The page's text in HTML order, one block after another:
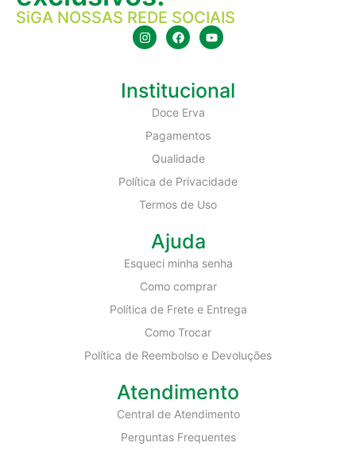
SiGA NOSSAS REDE SOCIAIS
Institucional
Doce Erva
Pagamentos
Qualidade
Política de Privacidade
Termos de Uso
Ajuda
Esqueci minha senha
Como comprar
Política de Frete e Entrega
Como Trocar
Política de Reembolso e Devoluções
Atendimento
Central de Atendimento
Perguntas Frequentes